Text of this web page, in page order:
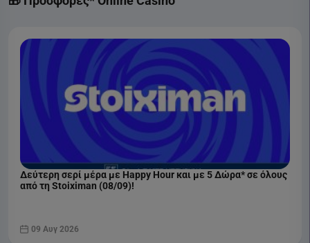
Δεύτερη σερί μέρα με Happy Hour και με 5 Δώρα* σε όλους
από τη Stoiximan (08/09)!
09 Αυγ 2026